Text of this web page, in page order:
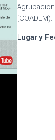
(COADEM).
Lugar y